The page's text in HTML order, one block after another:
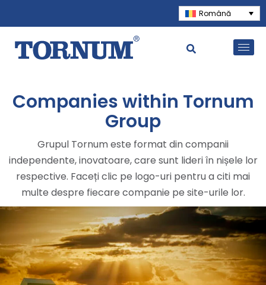
Română
Companies within Tornum
Group
Grupul Tornum este format din companii
independente, inovatoare, care sunt lideri în nișele lor
respective. Faceți clic pe logo-uri pentru a citi mai
multe despre fiecare companie pe site-urile lor.